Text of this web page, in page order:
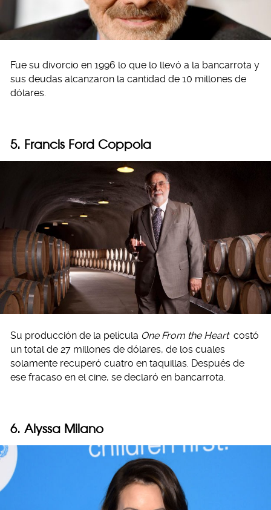
Fue su divorcio en 1996 lo que lo llevó a la bancarrota y
sus deudas alcanzaron la cantidad de 10 millones de
dólares.
5. Francis Ford Coppola
Su producción de la película One From the Heart costó
un total de 27 millones de dólares, de los cuales
solamente recuperó cuatro en taquillas. Después de
ese fracaso en el cine, se declaró en bancarrota.
6. Alyssa Milano